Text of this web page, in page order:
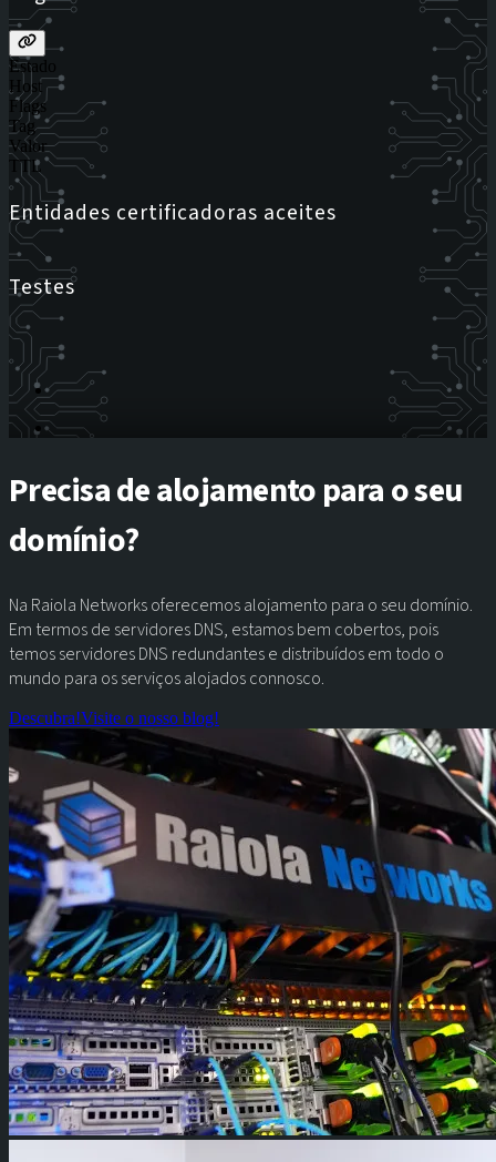
Estado
Host
Flags
Tag
Valor
TTL
Entidades certificadoras aceites
Testes
Precisa de alojamento para o seu
domínio?
Na Raiola Networks oferecemos alojamento para o seu domínio.
Em termos de servidores DNS, estamos bem cobertos, pois
temos servidores DNS redundantes e distribuídos em todo o
mundo para os serviços alojados connosco.
Descubra!Visite o nosso blog!